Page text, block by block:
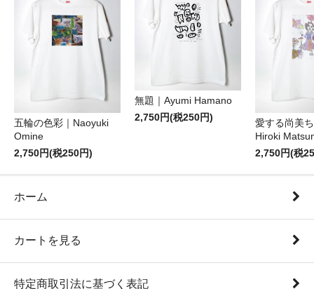
五輪の色彩｜Naoyuki
Omine
2,750円(税250円)
無題｜Ayumi Hamano
2,750円(税250円)
愛する尚美
Hiroki
2,750円(税
ホーム
カートを見る
特定商取引法に基づく表記